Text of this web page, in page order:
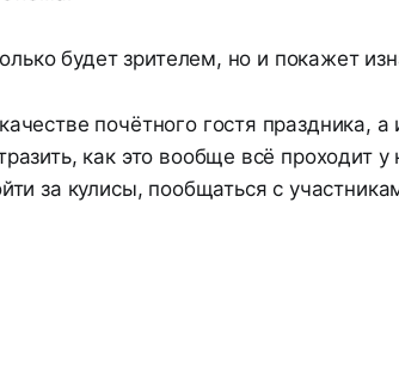
будет зрителем, но и покажет
почётного гостя праздника, а
как это вообще всё проходит
за кулисы, пообщаться с